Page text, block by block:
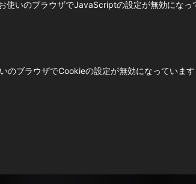
いのブラウザでJavaScriptの設定が無効になっ
のブラウザでCookieの設定が無効になっていま